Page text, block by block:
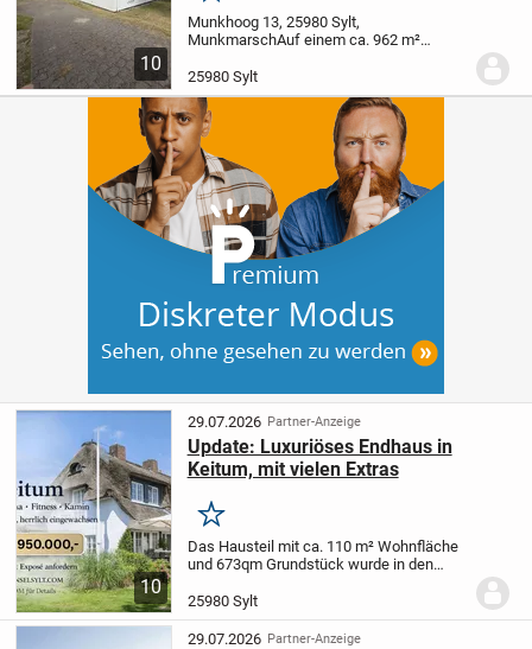
10
Munkhoog 13, 25980 Sylt,
MunkmarschAuf einem ca. 962 m²
ursprünglich um 1900 errichtete
Doppelhaushälfte, die im Zuge einer
umfassenden Modernisierung und eines...
25980 Sylt
10
29.07.2026 Partner-Anzeige
Update: Luxuriöses Endhaus in
Keitum, mit vielen Extras
Merken
Das Hausteil mit ca. 110 m² Wohnfläche
und 673qm Grundstück wurde in den
überarbeitet – mit klarem
Designanspruch und konsequenter
Materialwahl. Der Zustand ist...
25980 Sylt
29.07.2026 Partner-Anzeige